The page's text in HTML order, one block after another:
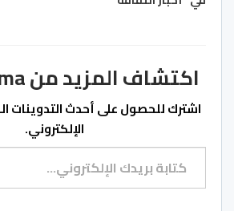
اكتشاف المزيد من azulpress.ma
اشترك للحصول على أحدث التدوينات
الإلكتروني.
كتابة بريدك الإلكتروني...